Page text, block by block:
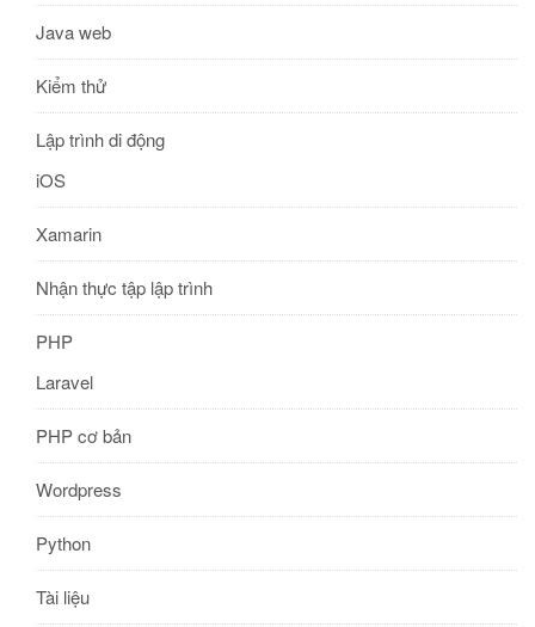
Java web
Kiểm thử
Lập trình di động
iOS
Xamarin
Nhận thực tập lập trình
PHP
Laravel
PHP cơ bản
Wordpress
Python
Tài liệu